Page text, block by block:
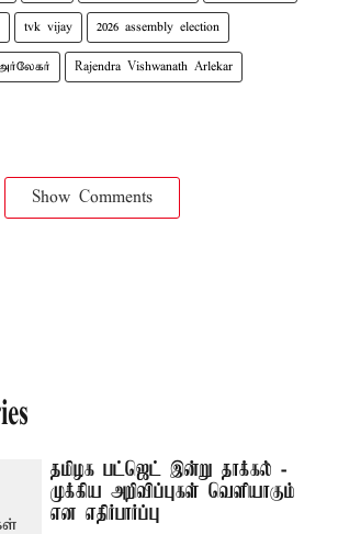
tvk vijay 2026 assembly election
Rajendra Vishwanath Arlekar
Show Comments
தமிழக பட்ஜெட் இன்று தாக்கல் -
முக்கிய அறிவிப்புகள் வெளியாகும்
என எதிர்பார்ப்பு